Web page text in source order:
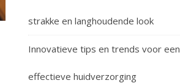
strakke en langhoudende look
Innovatieve tips en trends voor een
effectieve huidverzorging